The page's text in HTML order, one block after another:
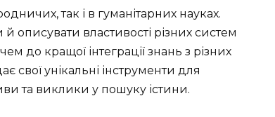
так і в гуманітарних науках.
описувати властивості різних систем
до кращої інтеграції знань з різних
свої унікальні інструменти для
та виклики у пошуку істини.